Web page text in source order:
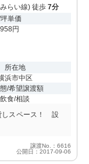
らい線) 徒歩 7分
単価
円
所在地
浜市中区
/希望譲渡額
飲食/相談
しスペース！ 設
譲渡No.：6616
公開日：2017-09-06